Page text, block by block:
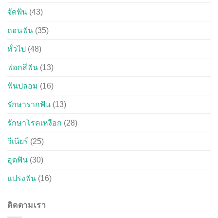
จัดฟัน (43)
ถอนฟัน (35)
ทั่วไป (48)
ฟอกสีฟัน (13)
ฟันปลอม (16)
รักษารากฟัน (13)
รักษาโรคเหงือก (28)
วีเนียร์ (25)
อุดฟัน (30)
แปรงฟัน (16)
ติดตามเรา